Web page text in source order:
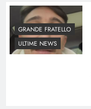
GRANDE FRATELLO
ULTIME NEWS